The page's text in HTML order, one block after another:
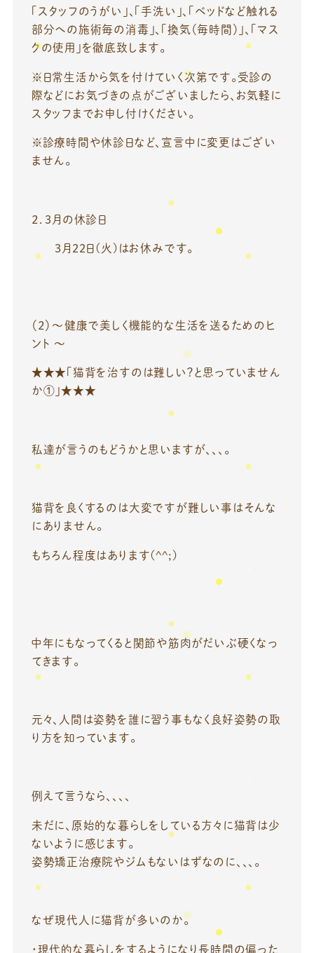
「スタッフのうがい」、「手洗い」、「ベッドなど触れる
部分への施術毎の消毒」、「換気（毎時間）」、「マス
クの使用」を徹底致します。
※日常生活から気を付けていく次第です。受診の
際などにお気づきの点がございましたら、お気軽に
スタッフまでお申し付けください。
※診療時間や休診日など、宣言中に変更はござい
ません。
２．3月の休診日
3月22日(火)はお休みです。
（２）～健康で美しく機能的な生活を送るためのヒ
ント ～
★★★「猫背を治すのは難しい？と思っていません
か①」★★★
私達が言うのもどうかと思いますが、、、。
猫背を良くするのは大変ですが難しい事はそんな
にありません。
もちろん程度はあります(^^;)
中年にもなってくると関節や筋肉がだいぶ硬くなっ
てきます。
元々、人間は姿勢を誰に習う事もなく良好姿勢の取
り方を知っています。
例えて言うなら、、、、
未だに、原始的な暮らしをしている方々に猫背は少
ないように感じます。
姿勢矯正治療院やジムもないはずなのに、、、。
なぜ現代人に猫背が多いのか。
・現代的な暮らしをするようになり長時間の偏った